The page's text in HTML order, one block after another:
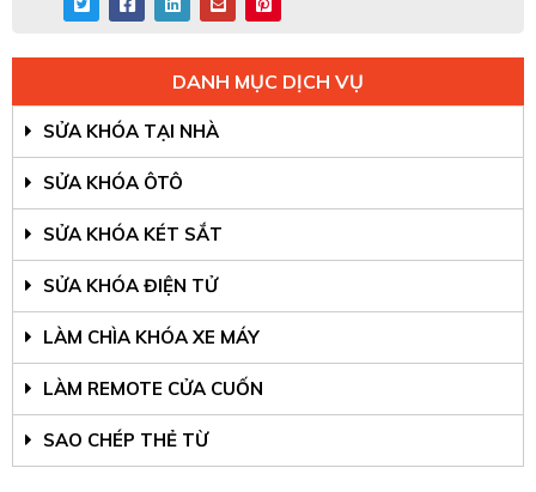
DANH MỤC DỊCH VỤ
SỬA KHÓA TẠI NHÀ
SỬA KHÓA ÔTÔ
SỬA KHÓA KÉT SẮT
SỬA KHÓA ĐIỆN TỬ
LÀM CHÌA KHÓA XE MÁY
LÀM REMOTE CỬA CUỐN
SAO CHÉP THẺ TỪ